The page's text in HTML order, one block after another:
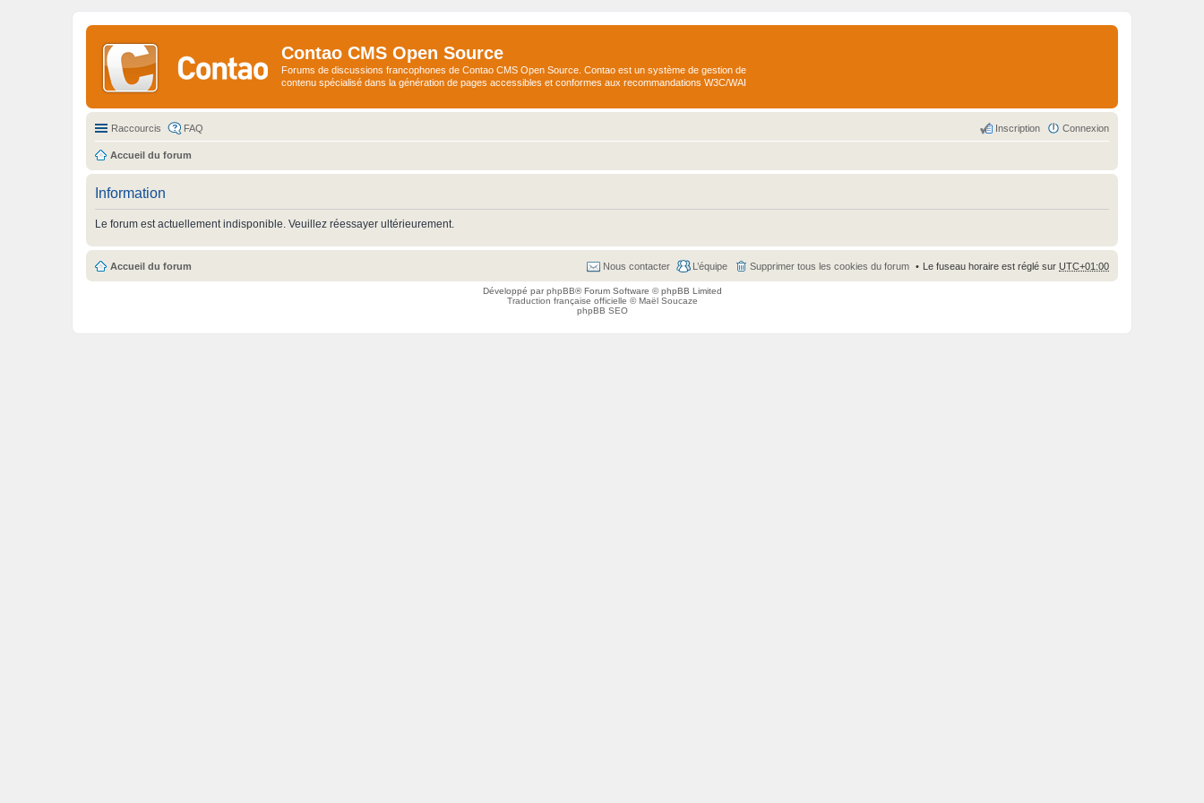
Contao CMS Open Source
Forums de discussions francophones de Contao CMS Open Source. Contao est un système de gestion de
contenu spécialisé dans la génération de pages accessibles et conformes aux recommandations W3C/WAI
Raccourcis FAQ Connexion
Inscription
Accueil du forum
Information
Le forum est actuellement indisponible. Veuillez réessayer ultérieurement.
Accueil du forum Le fuseau horaire est réglé sur UTC+01:00
Supprimer tous les cookies du forum
L’équipe
Nous contacter
Développé parphpBB® Forum Software © phpBB Limited
Traduction française officielle ©Maël Soucaze
phpBB SEO